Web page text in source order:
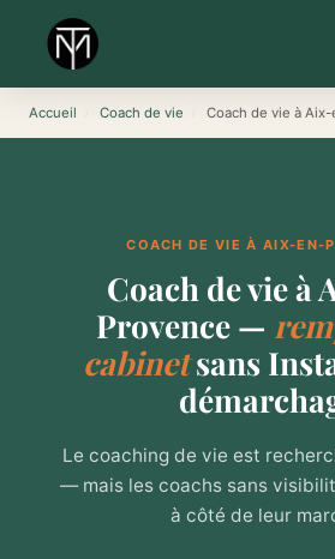
contenu
Accueil Coach de vie Coach de vie à
COACH DE VIE À AIX-EN-
Coach de vie à
Provence —
cabinetsans
Le coaching de vie est
— mais les coachs sans
à côté de leur